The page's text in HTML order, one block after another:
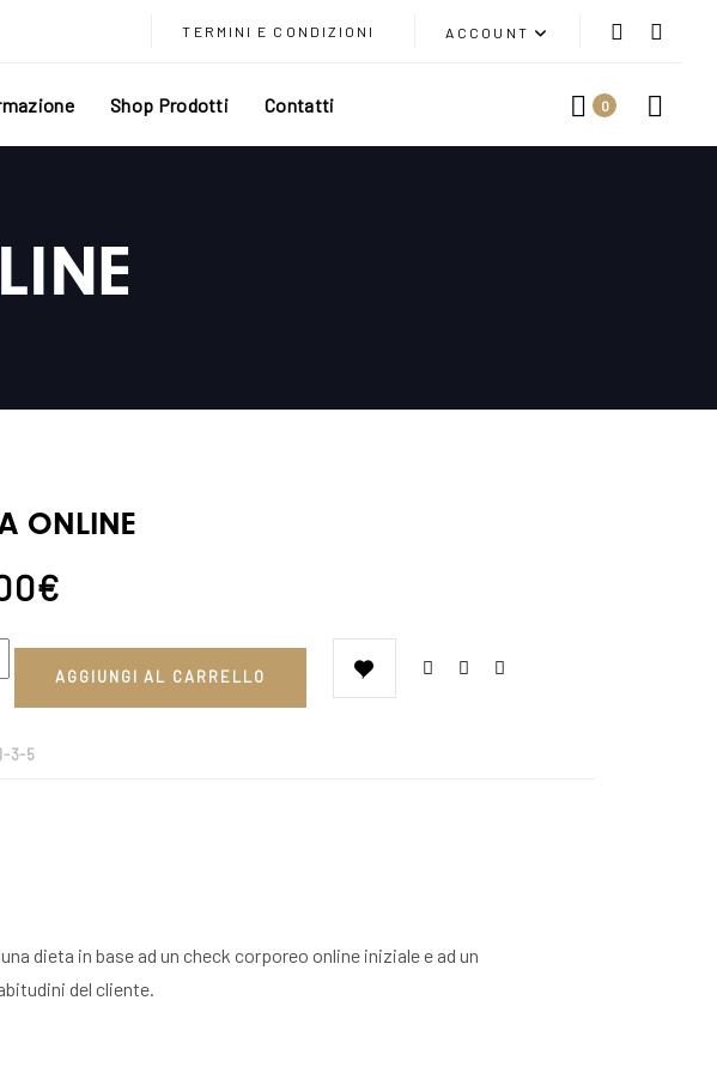
TERMINI E CONDIZIONI ACCOUNT
Shop Prodotti Contatti 0
ONLINE
€
AGGIUNGI AL CARRELLO
3-5
dieta in base ad un check corporeo online iniziale e ad un
del cliente.